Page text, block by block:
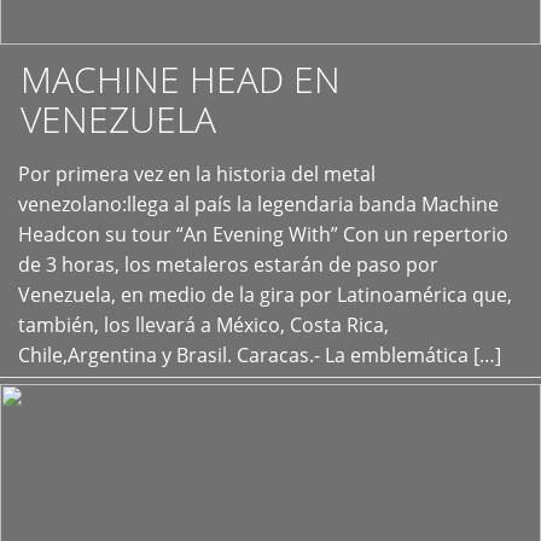
MACHINE HEAD EN
VENEZUELA
Por primera vez en la historia del metal
venezolano:llega al país la legendaria banda Machine
Headcon su tour “An Evening With” Con un repertorio
de 3 horas, los metaleros estarán de paso por
Venezuela, en medio de la gira por Latinoamérica que,
también, los llevará a México, Costa Rica,
Chile,Argentina y Brasil. Caracas.- La emblemática […]
+